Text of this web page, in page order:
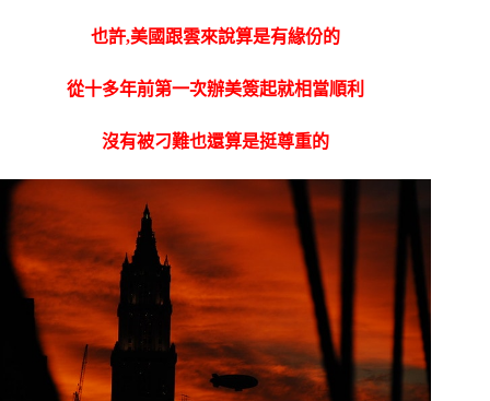
也許,美國跟雲來說算是有緣份的
從十多年前第一次辦美簽起就相當順利
沒有被刁難也還算是挺尊重的